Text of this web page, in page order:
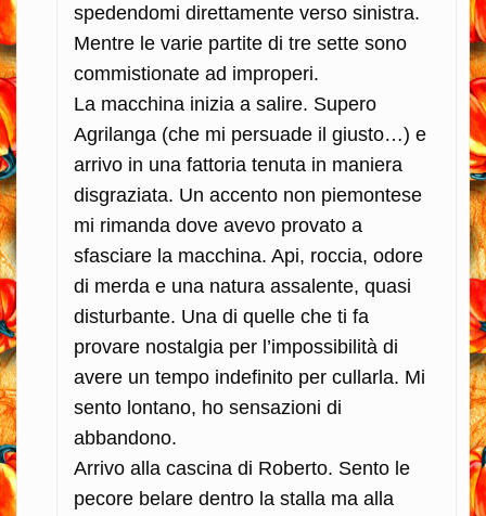
spedendomi direttamente verso sinistra.
Mentre le varie partite di tre sette sono
commistionate ad improperi.
La macchina inizia a salire. Supero
Agrilanga (che mi persuade il giusto…) e
arrivo in una fattoria tenuta in maniera
disgraziata. Un accento non piemontese
mi rimanda dove avevo provato a
sfasciare la macchina. Api, roccia, odore
di merda e una natura assalente, quasi
disturbante. Una di quelle che ti fa
provare nostalgia per l’impossibilità di
avere un tempo indefinito per cullarla. Mi
sento lontano, ho sensazioni di
abbandono.
Arrivo alla cascina di Roberto. Sento le
pecore belare dentro la stalla ma alla